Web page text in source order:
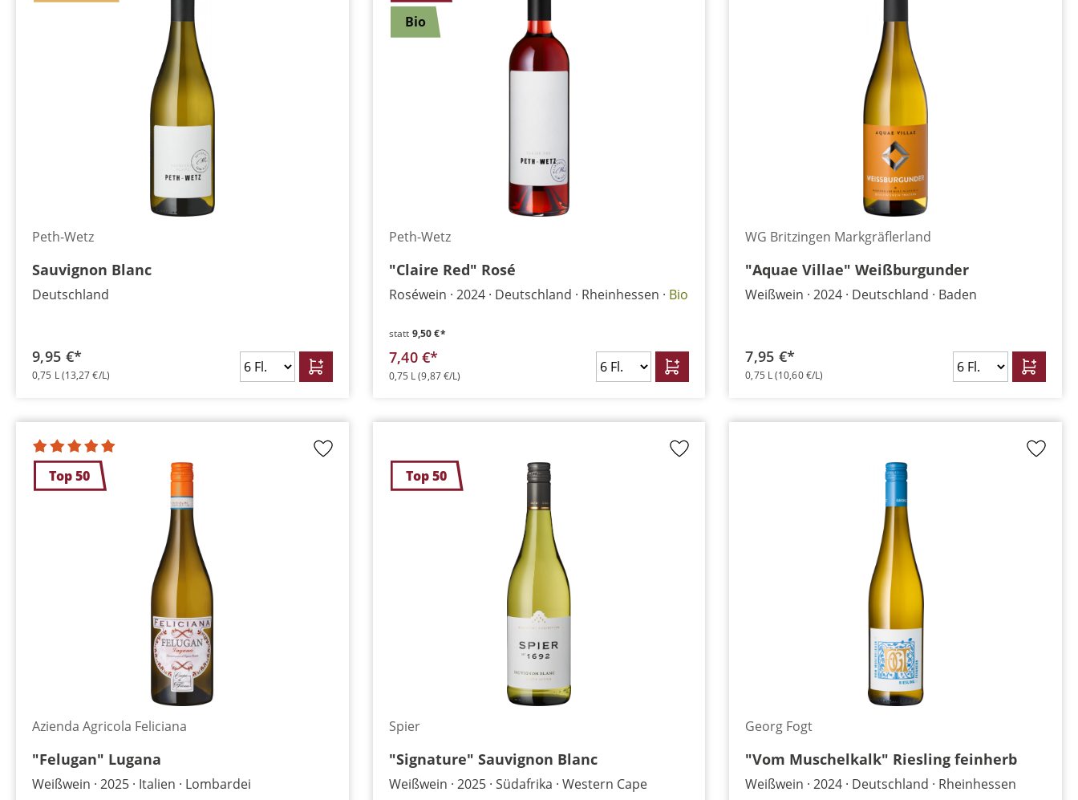
Peth-Wetz
Sauvignon Blanc
Deutschland
9,95 €*
0,75 L(13,27 €/L)
Bio
Peth-Wetz
"Claire Red" Rosé
Roséwein 2024 Deutschland Rheinhessen Bio
statt 9,50 €*
7,40 €*
0,75 L(9,87 €/L)
WG Britzingen Markgräflerland
"Aquae Villae" Weißburgunder
Weißwein 2024 Deutschland Baden
7,95 €*
0,75 L(10,60 €/L)
Top 50
Azienda Agricola Feliciana
"Felugan" Lugana
Weißwein 2025 Italien Lombardei
Top 50
Spier
"Signature" Sauvignon Blanc
Weißwein 2025 Südafrika Western Cape
Georg Fogt
"Vom Muschelkalk" Riesling feinherb
Weißwein 2024 Deutschland Rheinhessen